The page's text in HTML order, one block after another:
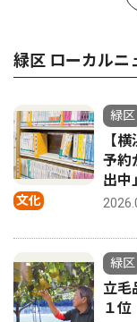
緑区 ローカルニ
文化
緑区
【
予約
出中
緑区
立毛
１